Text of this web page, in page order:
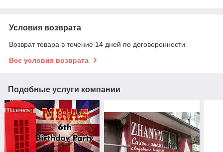
Условия возврата
Возврат товара в течение 14 дней по договоренности
Все условия возврата
Подобные услуги компании